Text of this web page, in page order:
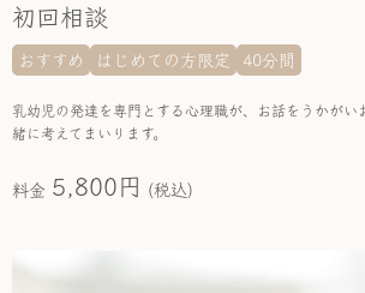
ントとなるお話が聞けるかもしれません。
事例②：年長児 女児
子どもには、発音がしやすい音と難しい音があり
しっかりと発音ができるようになるお子さまもい
他にも不明瞭な音がある場合は一度言語聴覚士
初回相談
おすすめ はじめての方限定 40分間
乳幼児の発達を専門とする心理職が、お話をうかがい
緒に考えてまいります。
料金 5,800円 (税込)